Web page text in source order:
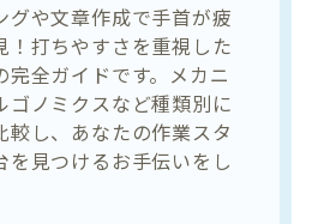
グや文章作成で手首が疲
！打ちやすさを重視した
完全ガイドです。メカニ
ゴノミクスなど種類別に
較し、あなたの作業スタ
を見つけるお手伝いをし